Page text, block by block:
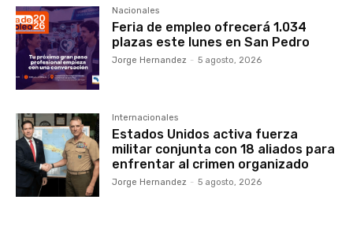
Nacionales
Feria de empleo ofrecerá 1.034
plazas este lunes en San Pedro
Jorge Hernandez - 5 agosto, 2026
Internacionales
Estados Unidos activa fuerza
militar conjunta con 18 aliados para
enfrentar al crimen organizado
Jorge Hernandez - 5 agosto, 2026